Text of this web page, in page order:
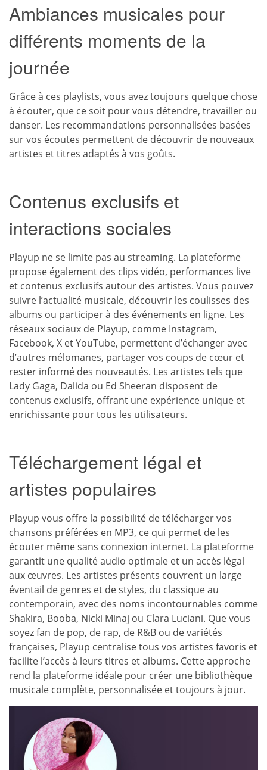
Ambiances musicales pour
différents moments de la
journée
Grâce à ces playlists, vous avez toujours quelque chose
à écouter, que ce soit pour vous détendre, travailler ou
danser. Les recommandations personnalisées basées
sur vos écoutes permettent de découvrir de nouveaux
artistes et titres adaptés à vos goûts.
Contenus exclusifs et
interactions sociales
Playup ne se limite pas au streaming. La plateforme
propose également des clips vidéo, performances live
et contenus exclusifs autour des artistes. Vous pouvez
suivre l’actualité musicale, découvrir les coulisses des
albums ou participer à des événements en ligne. Les
réseaux sociaux de Playup, comme Instagram,
Facebook, X et YouTube, permettent d’échanger avec
d’autres mélomanes, partager vos coups de cœur et
rester informé des nouveautés. Les artistes tels que
Lady Gaga, Dalida ou Ed Sheeran disposent de
contenus exclusifs, offrant une expérience unique et
enrichissante pour tous les utilisateurs.
Téléchargement légal et
artistes populaires
Playup vous offre la possibilité de télécharger vos
chansons préférées en MP3, ce qui permet de les
écouter même sans connexion internet. La plateforme
garantit une qualité audio optimale et un accès légal
aux œuvres. Les artistes présents couvrent un large
éventail de genres et de styles, du classique au
contemporain, avec des noms incontournables comme
Shakira, Booba, Nicki Minaj ou Clara Luciani. Que vous
soyez fan de pop, de rap, de R&B ou de variétés
françaises, Playup centralise tous vos artistes favoris et
facilite l’accès à leurs titres et albums. Cette approche
rend la plateforme idéale pour créer une bibliothèque
musicale complète, personnalisée et toujours à jour.